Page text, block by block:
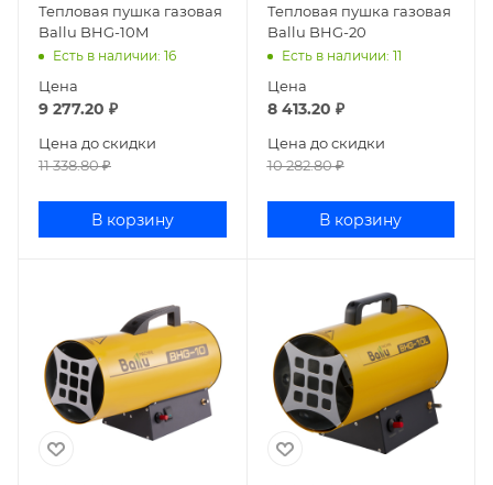
Тепловая пушка газовая
Ballu BHG-10M
Есть в наличии: 16
Цена
9 277.20 ₽
Цена до скидки
11 338.80₽
В корзину
Тепловая пушка газовая
Ballu BHG-20
Есть в наличии: 11
Цена
8 413.20 ₽
Цена до скидки
10 282.80₽
В корзину